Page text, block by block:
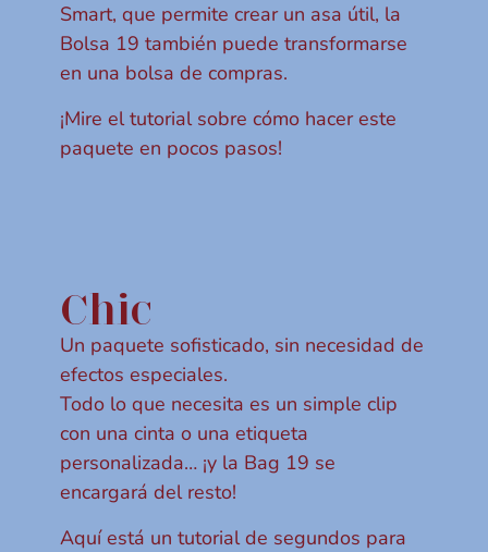
Smart, que permite crear un asa útil, la
Bolsa 19 también puede transformarse
en una bolsa de compras.
¡Mire el tutorial sobre cómo hacer este
paquete en pocos pasos!
Chic
Un paquete sofisticado, sin necesidad de
efectos especiales.
Todo lo que necesita es un simple clip
con una cinta o una etiqueta
personalizada… ¡y la Bag 19 se
encargará del resto!
Aquí está un tutorial de segundos para